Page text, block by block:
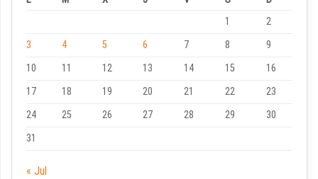
1
2
3
4 5 6 7 8
9
10
11 12 13 14 15
16
17
18 19 20 21 22
23
24
25 26 27 28 29
30
31
« Jul